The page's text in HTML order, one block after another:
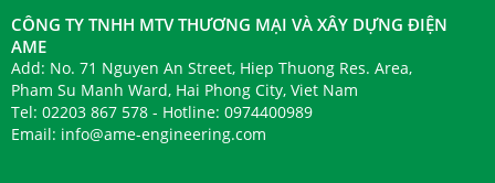
AME bàn giao thiết bị chuyển đổi tín
hiệu Watanabe WSP-DE và WSP-EZ
series
CÔNG TY TNHH MTV THƯƠNG MẠI VÀ XÂY DỰNG ĐIỆN
AME
Add: No. 71 Nguyen An Street, Hiep Thuong Res. Area,
Pham Su Manh Ward, Hai Phong City, Viet Nam
Tel: 02203 867 578 - Hotline: 0974400989
Email: info@ame-engineering.com